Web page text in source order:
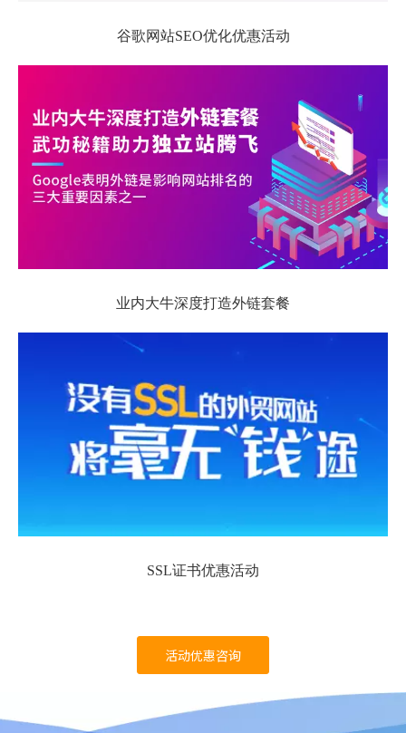
谷歌网站SEO优化优惠活动
业内大牛深度打造外链套餐
SSL证书优惠活动
活动优惠咨询